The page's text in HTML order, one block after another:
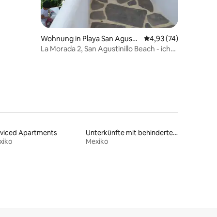
Wohnung in Playa San Agusti
nillo
Durchschnittliche
4,93 (74)
La Morada 2, San Agustinillo Beach - ich
Apartments
Unterkünfte mit behindertengerechtem WC
Mexiko